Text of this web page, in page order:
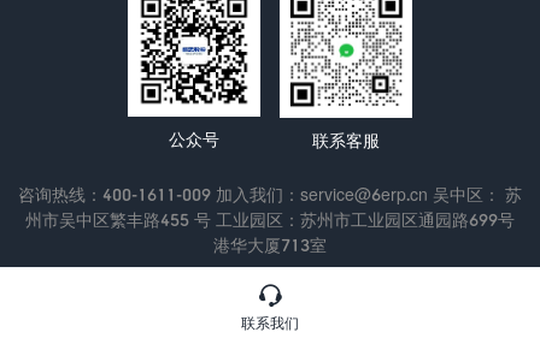

联系我们
公众号 联系客服
咨询热线：400-1611-009 加入我们：service@6erp.cn 吴中区： 苏
州市吴中区繁丰路455 号 工业园区：苏州市工业园区通园路699号
港华大厦713室
Copyright © 2022 苏州通商软件科技有限公司
号-3